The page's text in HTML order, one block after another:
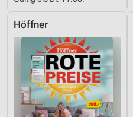
Höffner